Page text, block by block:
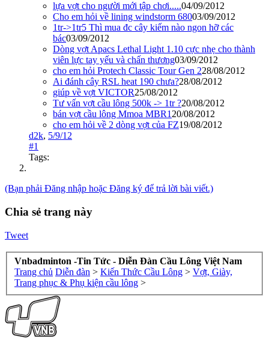
lựa vợt cho người mới tập chơi.....04/09/2012
Cho em hỏi về lining windstorm 68003/09/2012
1tr->1tr5 Thì mua đc cây kiếm nào ngon hỡ các
bác03/09/2012
Dòng vợt Apacs Lethal Light 1.10 cực nhẹ cho thành
viên lực tay yếu và chấn thương03/09/2012
cho em hỏi Protech Classic Tour Gen 228/08/2012
Ai đánh cây RSL heat 190 chưa?28/08/2012
giúp về vợt VICTOR25/08/2012
Tư vấn vợt cầu lông 500k -> 1tr ?20/08/2012
bán vợt cầu lông Mmoa MBR1 20/08/2012
cho em hỏi về 2 dòng vợt của FZ19/08/2012
d2k, 5/9/12
#1
Tags:
(Bạn phải Đăng nhập hoặc Đăng ký để trả lời bài viết.)
Chia sẻ trang này
Tweet
Vnbadminton -Tin Tức - Diễn Đàn Cầu Lông Việt Nam
Trang chủ Diễn đàn > Kiến Thức Cầu Lông > Vợt, Giày,
Trang phục & Phụ kiện cầu lông >